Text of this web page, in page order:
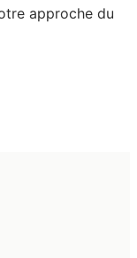
approche du